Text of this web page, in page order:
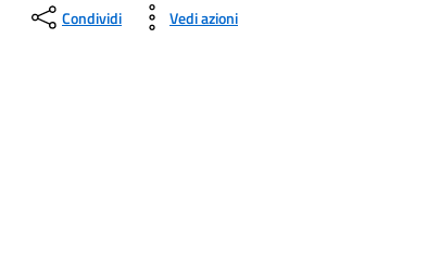
Condividi Vedi azioni